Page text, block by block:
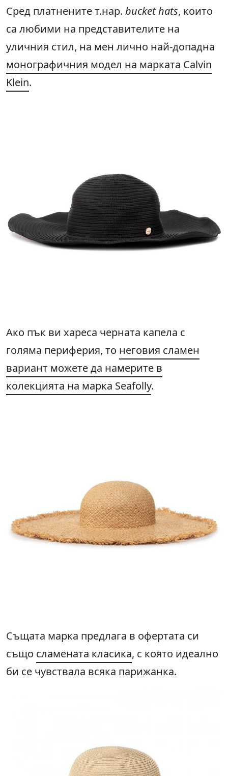
Сред платнените т.нар. bucket hats, които
са любими на представителите на
уличния стил, на мен лично най-допадна
монографичния модел на марката Calvin
Klein.
Ако пък ви хареса черната капела с
голяма периферия, то неговия сламен
вариант можете да намерите в
колекцията на марка Seafolly.
Същата марка предлага в офертата си
също сламената класика, с която идеално
би се чувствала всяка парижанка.